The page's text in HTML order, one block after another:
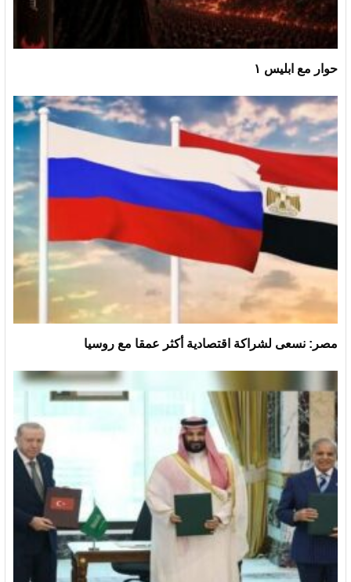
حوار مع ابليس ١
مصر: نسعى لشراكة اقتصادية أكثر عمقا مع روسيا